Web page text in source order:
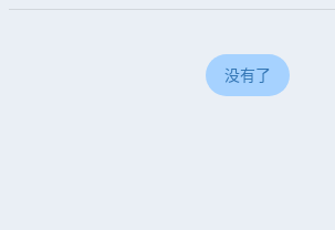
没有了